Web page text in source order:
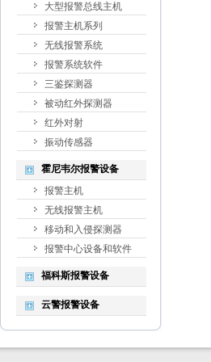
大型报警总线主机
报警主机系列
无线报警系统
报警系统软件
三鉴探测器
被动红外探测器
红外对射
振动传感器
霍尼韦尔报警设备
报警主机
无线报警主机
移动和入侵探测器
报警中心设备和软件
福科斯报警设备
云警报警设备